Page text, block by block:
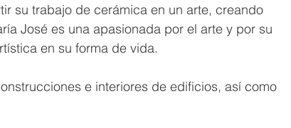
su trabajo de cerámica en un arte, creando
José es una apasionada por el arte y por su
en su forma de vida.
e interiores de edificios, así como